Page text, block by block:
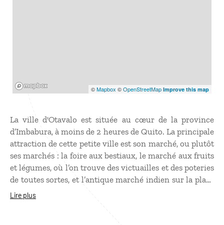
©Mapbox ©OpenStreetMap Improve this map
La ville d'Otavalo est située au cœur de la province
d’Imbabura, à moins de 2 heures de Quito. La principale
attraction de cette petite ville est son marché, ou plutôt
ses marchés : la foire aux bestiaux, le marché aux fruits
et légumes, où l’on trouve des victuailles et des poteries
de toutes sortes, et l’antique marché indien sur la place
des Ponchos, aujourd’hui le plus touristique. Le jour du
Lire plus